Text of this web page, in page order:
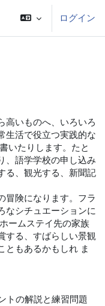
ログイン
高いものへ、いろいろ
生活で役立つ実践的な
いたりします。たと
、語学学校の申し込み
る、観光する、新聞記
冒険になります。フラ
なシチュエーションに
ームステイ先の家族
する、すばらしい景観
ともあるかもしれ ま
トの解説と練習問題